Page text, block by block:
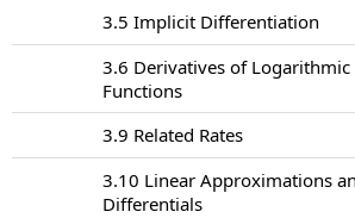
3.5 Implicit Differentiation
3.6 Derivatives of Logarithmic
Functions
3.9 Related Rates
3.10 Linear Approximations
Differentials